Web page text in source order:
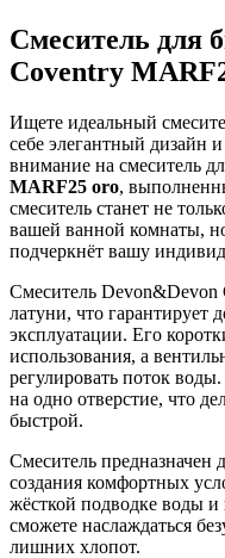
Смеситель для
Coventry
Ищете идеальный
себе элегантный дизайн
внимание на смеситель
MARF25 oro,
смеситель станет не
вашей ванной комнаты,
подчеркнёт вашу
Смеситель Devon&Devon
латуни, что гарантирует
эксплуатации. Его
использования, а
регулировать поток
на одно отверстие, что
быстрой.
Смеситель предназначен
создания комфортных
жёсткой подводке воды
сможете наслаждаться
лишних хлопот.